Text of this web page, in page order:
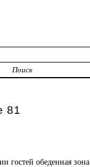
Поиск
81
гостей обеденная зона